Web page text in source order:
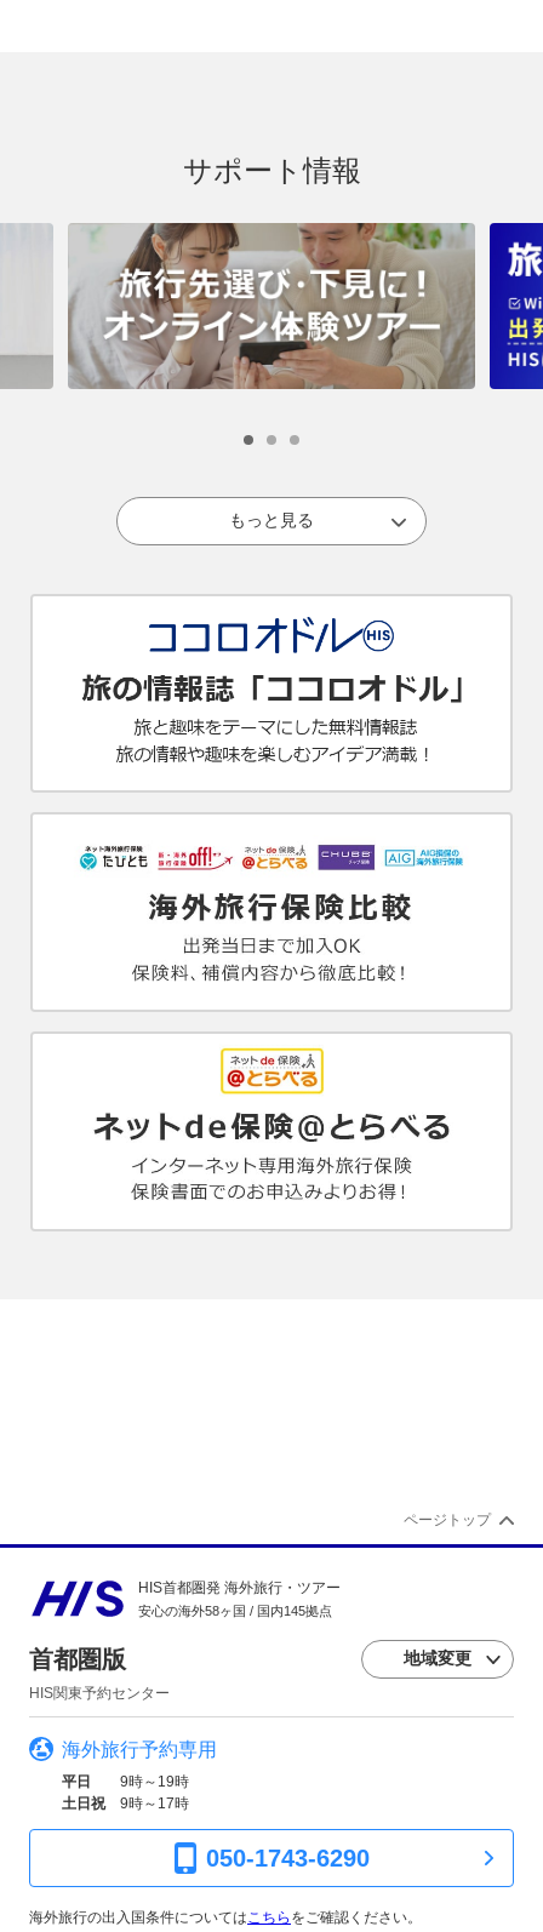
サポート情報
もっと見る
HIS首都圏発 海外旅行・ツアー
安心の海外58ヶ国 / 国内145拠点
首都圏版 地域変更
HIS関東予約センター
海外旅行予約専用
平日
9時～19時
土日祝
9時～17時
050-1743-6290
海外旅行の出入国条件については こちら をご確認ください。
ページトップ